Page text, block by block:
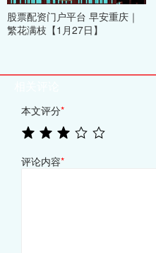
股票配资门户平台 早安重庆｜
繁花满枝【1月27日】
本文评分*
评论内容*